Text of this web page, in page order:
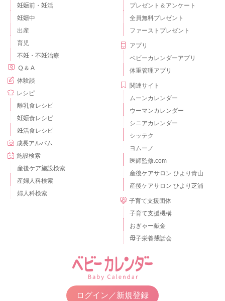
妊娠前・妊活
妊娠中
出産
育児
不妊・不妊治療
Ｑ＆Ａ
体験談
レシピ
離乳食レシピ
妊娠食レシピ
妊活食レシピ
成長アルバム
施設検索
産後ケア施設検索
産婦人科検索
婦人科検索
プレゼント＆アンケート
全員無料プレゼント
ファーストプレゼント
アプリ
ベビーカレンダーアプリ
体重管理アプリ
関連サイト
ムーンカレンダー
ウーマンカレンダー
シニアカレンダー
シッテク
ヨムーノ
医師監修.com
産後ケアサロン ひより青山
産後ケアサロン ひより芝浦
子育て支援団体
子育て支援機構
おぎゃー献金
母子栄養懇話会
ログイン／新規登録